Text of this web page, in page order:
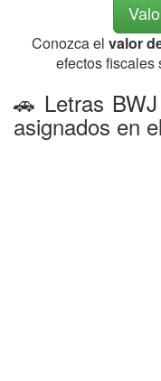
Conozca el valor
efectos fiscales
🚗 Letras
asignados en